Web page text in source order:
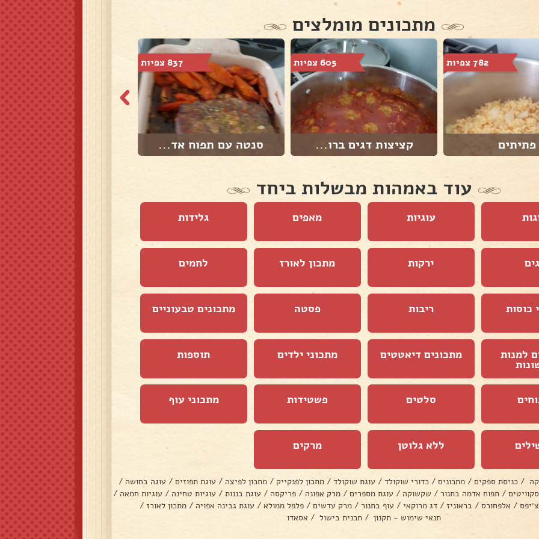
מתכונים מומלצים
782 צפיות
פתיתים
605 צפיות
קציצות דגים ברו...
837 צפיות
סנטה עם תפוח אד...
עוד באמהות מבשלות ביחד
עוגיות מאפים גלידות
ירקות מתכון לאורז לחמים
כוסות ריבות פסטה מתכונים טבעוניים
למנות מתכונים דיאטטים מתכוני ילדים תוספות
סלטים פשטידות מתכוני עוף
ללא גלוטן מרקים
/ כניסת ספקים / מתכונים / כדורי שוקולד / עוגת שוקולד / מתכון לפנקייק / מתכון לפיצה / עוגת תפוזים / עוגה בחושה /
/ תפוח אדמה בתנור / שקשוקה / עוגת מספרים / מרק אפונה / פריקסה / עוגת בננות / עוגיות טחינה / עוגיות חמאה /
/ אלפחורס / בראוניז / דג מרוקאי / עוף בתנור / מרק עדשים / פלפל ממולא / עוגת גבינה אפויה / מתכון לאורז /
תנאי שימוש - תקנון / תכנית בישול / אסאדו